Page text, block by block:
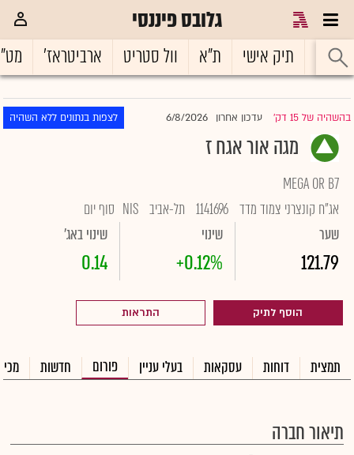
גלובס פיננסי
ראשי תיק אישי ת"א וול סטריט ארביטראז'
בהשהיה של 15 דק' |עדכון אחרון 6/8/2026 לצפות בנתונים ללא השהיה
מגה אור אגח ז
MEGA OR B7
אג"ח קונצרני צמוד מדד 1141696 תל-אביב NIS סוף יום
שער
121.79
שינוי
+0.12%
שינוי באג'
0.14
הוסף לתיק התראות
תמצית דוחות עסקאות בעלי עניין פורום חדשות
תיאור חברה